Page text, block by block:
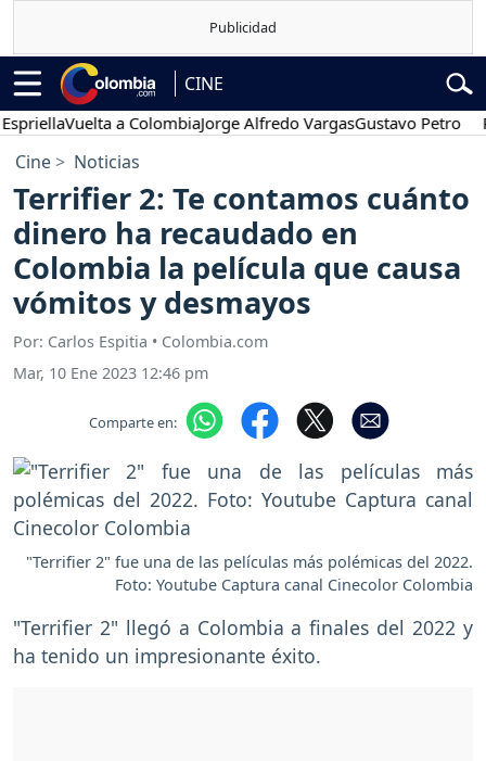
CINE
Vuelta a ColombiaJorge Alfredo VargasGustavo Petro
Cine Noticias
Terrifier 2: Te contamos cuánto
dinero ha recaudado en
Colombia la película que causa
vómitos y desmayos
Por: Carlos Espitia • Colombia.com
Mar, 10 Ene 2023 12:46 pm
Comparte en:
"Terrifier 2" fue una de las películas más polémicas del 2022.
Foto: Youtube Captura canal Cinecolor Colombia
"Terrifier 2" llegó a Colombia a finales del 2022 y
ha tenido un impresionante éxito.